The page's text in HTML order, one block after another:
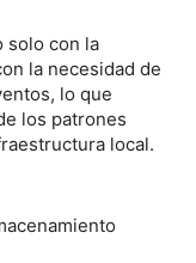
solo con la
la necesidad de
lo que
los patrones
local.